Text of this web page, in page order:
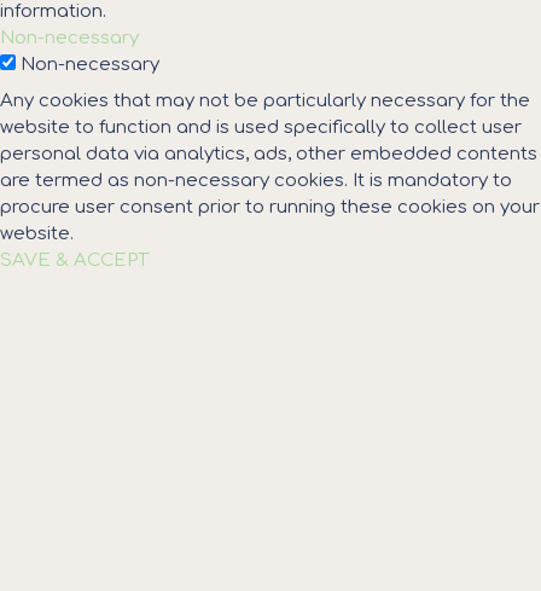
information.
Non-necessary
Non-necessary
Any cookies that may not be particularly necessary for the
website to function and is used specifically to collect user
personal data via analytics, ads, other embedded contents
are termed as non-necessary cookies. It is mandatory to
procure user consent prior to running these cookies on your
website.
SAVE & ACCEPT